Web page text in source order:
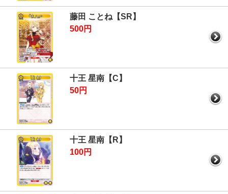
藤田 ことね【SR】
500円
十王 星南【C】
50円
十王 星南【R】
100円